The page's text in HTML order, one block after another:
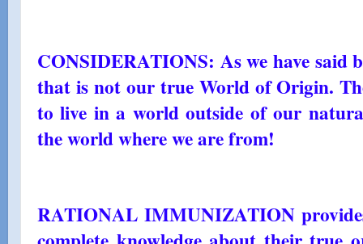
CONSIDERATIONS: As we have said
that is not our true World of Origin.
to live in a world outside of our
the world where we are from!
RATIONAL IMMUNIZATION